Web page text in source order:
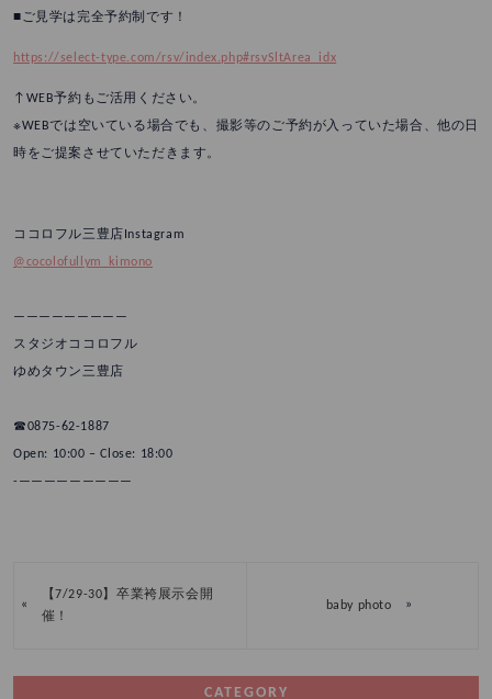
■ご見学は完全予約制です！
https://select-type.com/rsv/index.php#rsvSltArea_idx
↑WEB予約もご活用ください。
※WEBでは空いている場合でも、撮影等のご予約が入っていた場合、他の日
時をご提案させていただきます。
ココロフル三豊店Instagram
@cocolofullym_kimono
—————————
スタジオココロフル
ゆめタウン三豊店
☎︎0875-62-1887
Open: 10:00 – Close: 18:00
-—————————
«
【7/29-30】卒業袴展示会開
催！
baby photo »
CATEGORY